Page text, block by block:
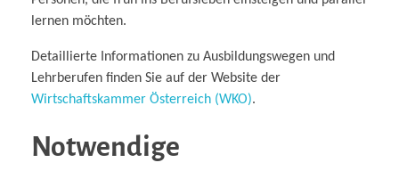
lernen möchten.
Detaillierte Informationen zu Ausbildungswegen und
Lehrberufen finden Sie auf der Website der
Wirtschaftskammer Österreich (WKO).
Notwendige